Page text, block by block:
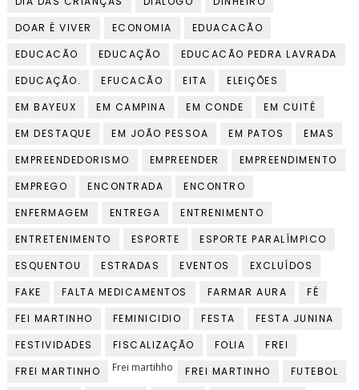
DOAR É VIVER
ECONOMIA
EDUACACÃO
EDUCACÃO
EDUCAÇÃO
EDUCACÃO PEDRA LAVRADA
EDUCAÇÃO.
EFUCACÃO EITA
ELEIÇÕES
EM BAYEUX
EM CAMPINA EM CONDE
EM CUITÉ
EM DESTAQUE
EM JOÃO PESSOA EM PATOS
EMAS
EMPREENDEDORISMO
EMPREENDER
EMPREENDIMENTO
EMPREGO
ENCONTRADA
ENCONTRO
ENFERMAGEM
ENTREGA
ENTRENIMENTO
ENTRETENIMENTO
ESPORTE
ESPORTE PARALÍMPICO
ESQUENTOU
ESTRADAS EVENTOS
EXCLUÍDOS
FAKE
FALTA MEDICAMENTOS FARMAR AURA
FÉ
FEI MARTINHO
FEMINICIDIO FESTA
FESTA JUNINA
FESTIVIDADES
FISCALIZAÇÃO FOLIA
FREI
FREI MARTINHO
Frei martihho FREI MARTINHO
FUTEBOL